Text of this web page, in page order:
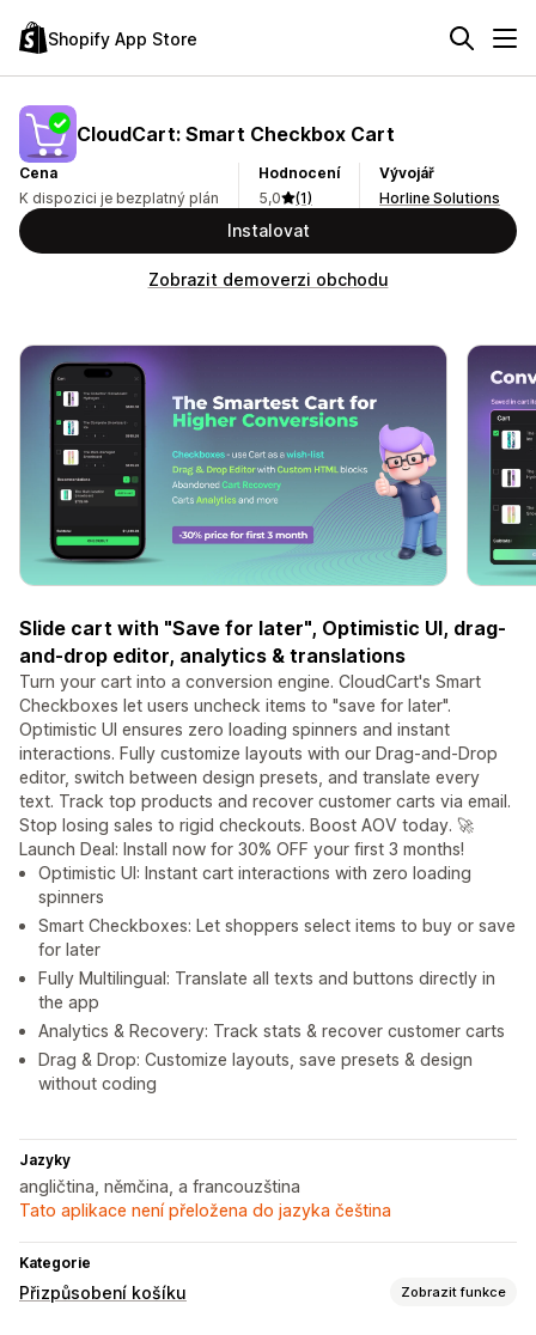
Shopify App Store
CloudCart: Smart Checkbox Cart
Cena
K dispozici je bezplatný plán
Hodnocení
5,0
(1)
Vývojář
Horline Solutions
Instalovat
Zobrazit demoverzi obchodu
Slide cart with "Save for later", Optimistic UI, drag-
and-drop editor, analytics & translations
Turn your cart into a conversion engine. CloudCart's Smart
Checkboxes let users uncheck items to "save for later".
Optimistic UI ensures zero loading spinners and instant
interactions. Fully customize layouts with our Drag-and-Drop
editor, switch between design presets, and translate every
text. Track top products and recover customer carts via email.
Stop losing sales to rigid checkouts. Boost AOV today. 🚀
Launch Deal: Install now for 30% OFF your first 3 months!
Optimistic UI: Instant cart interactions with zero loading
spinners
Smart Checkboxes: Let shoppers select items to buy or save
for later
Fully Multilingual: Translate all texts and buttons directly in
the app
Analytics & Recovery: Track stats & recover customer carts
Drag & Drop: Customize layouts, save presets & design
without coding
Jazyky
angličtina, němčina, a francouzština
Tato aplikace není přeložena do jazyka čeština
Kategorie
Přizpůsobení košíku Zobrazit funkce